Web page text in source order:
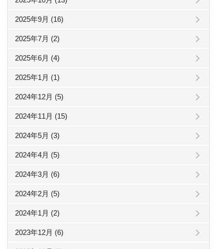
2025年9月 (16)
2025年7月 (2)
2025年6月 (4)
2025年1月 (1)
2024年12月 (5)
2024年11月 (15)
2024年5月 (3)
2024年4月 (5)
2024年3月 (6)
2024年2月 (5)
2024年1月 (2)
2023年12月 (6)